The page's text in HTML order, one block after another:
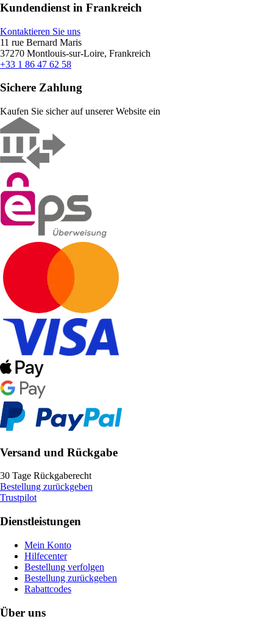
Kundendienst in Frankreich
Kontaktieren Sie uns
11 rue Bernard Maris
37270 Montlouis-sur-Loire, Frankreich
+33 1 86 47 62 58
Sichere Zahlung
Kaufen Sie sicher auf unserer Website ein
Versand und Rückgabe
30 Tage Rückgaberecht
Bestellung zurückgeben
Trustpilot
Dienstleistungen
Mein Konto
Hilfecenter
Bestellung verfolgen
Bestellung zurückgeben
Rabattcodes
Über uns